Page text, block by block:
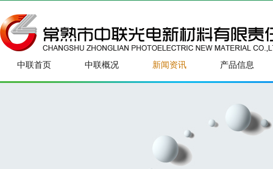
中联首页 中联概况 新闻资讯 产品信息